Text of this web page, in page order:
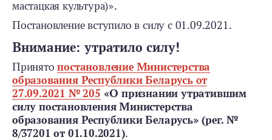
мастацкая культура)».
Постановление вступило в силу с 01.09.2021.
Внимание: утратило силу!
Принятопостановление Министерст­ва
образования Республики Беларусь от
27.09.2021 № 205 «О признании утратившим
силу постановления Министерства
образования Республики Беларусь» (рег. №
8/37201 от 01.10.2021).